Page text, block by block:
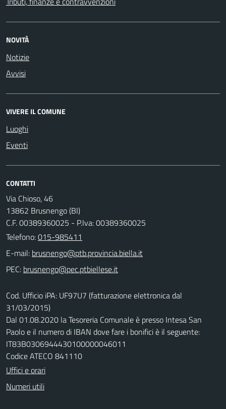
NOVITÀ
Notizie
Avvisi
VIVERE IL COMUNE
Luoghi
Eventi
CONTATTI
Via Chioso, 46
13862 Brusnengo (BI)
C.F. 00389360025 - P.Iva: 00389360025
Telefono:015-985411
E-mail:
PEC:
Cod. Ufficio iPA: UF97U7 (fatturazione elettronica dal
31/03/2015)
Dal 01.08.2020 la Tesoreria Comunale è presso Intesa San
Paolo e il numero di IBAN dove fare i bonifici è il seguente:
IT83B0306944430100000046011
Codice ATECO 841110
Uffici e orari
Numeri utili